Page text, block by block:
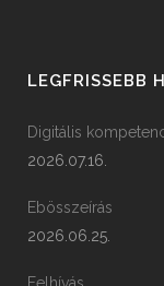
LEGFRISSEBB
Digitális
2026.07.16.
Ebösszeírás
2026.06.25.